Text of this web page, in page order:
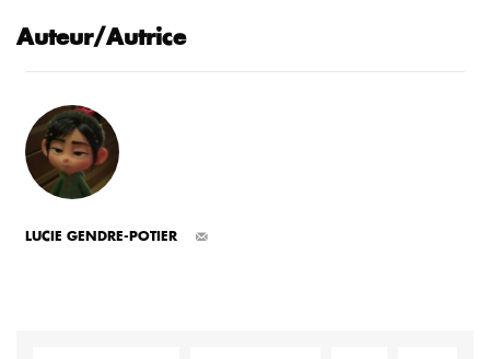
Auteur/Autrice
LUCIE GENDRE-POTIER